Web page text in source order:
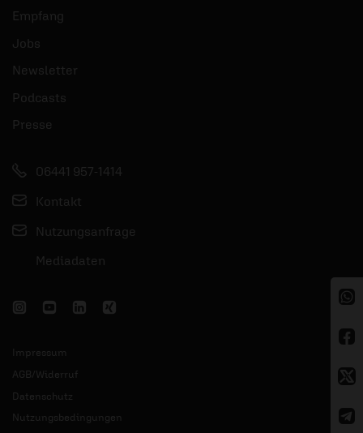
Empfang
Jobs
Newsletter
Podcasts
Presse
06441 957-1414
Kontakt
Nutzungsanfrage
Mediadaten
Impressum
AGB/Widerruf
Datenschutz
Nutzungsbedingungen